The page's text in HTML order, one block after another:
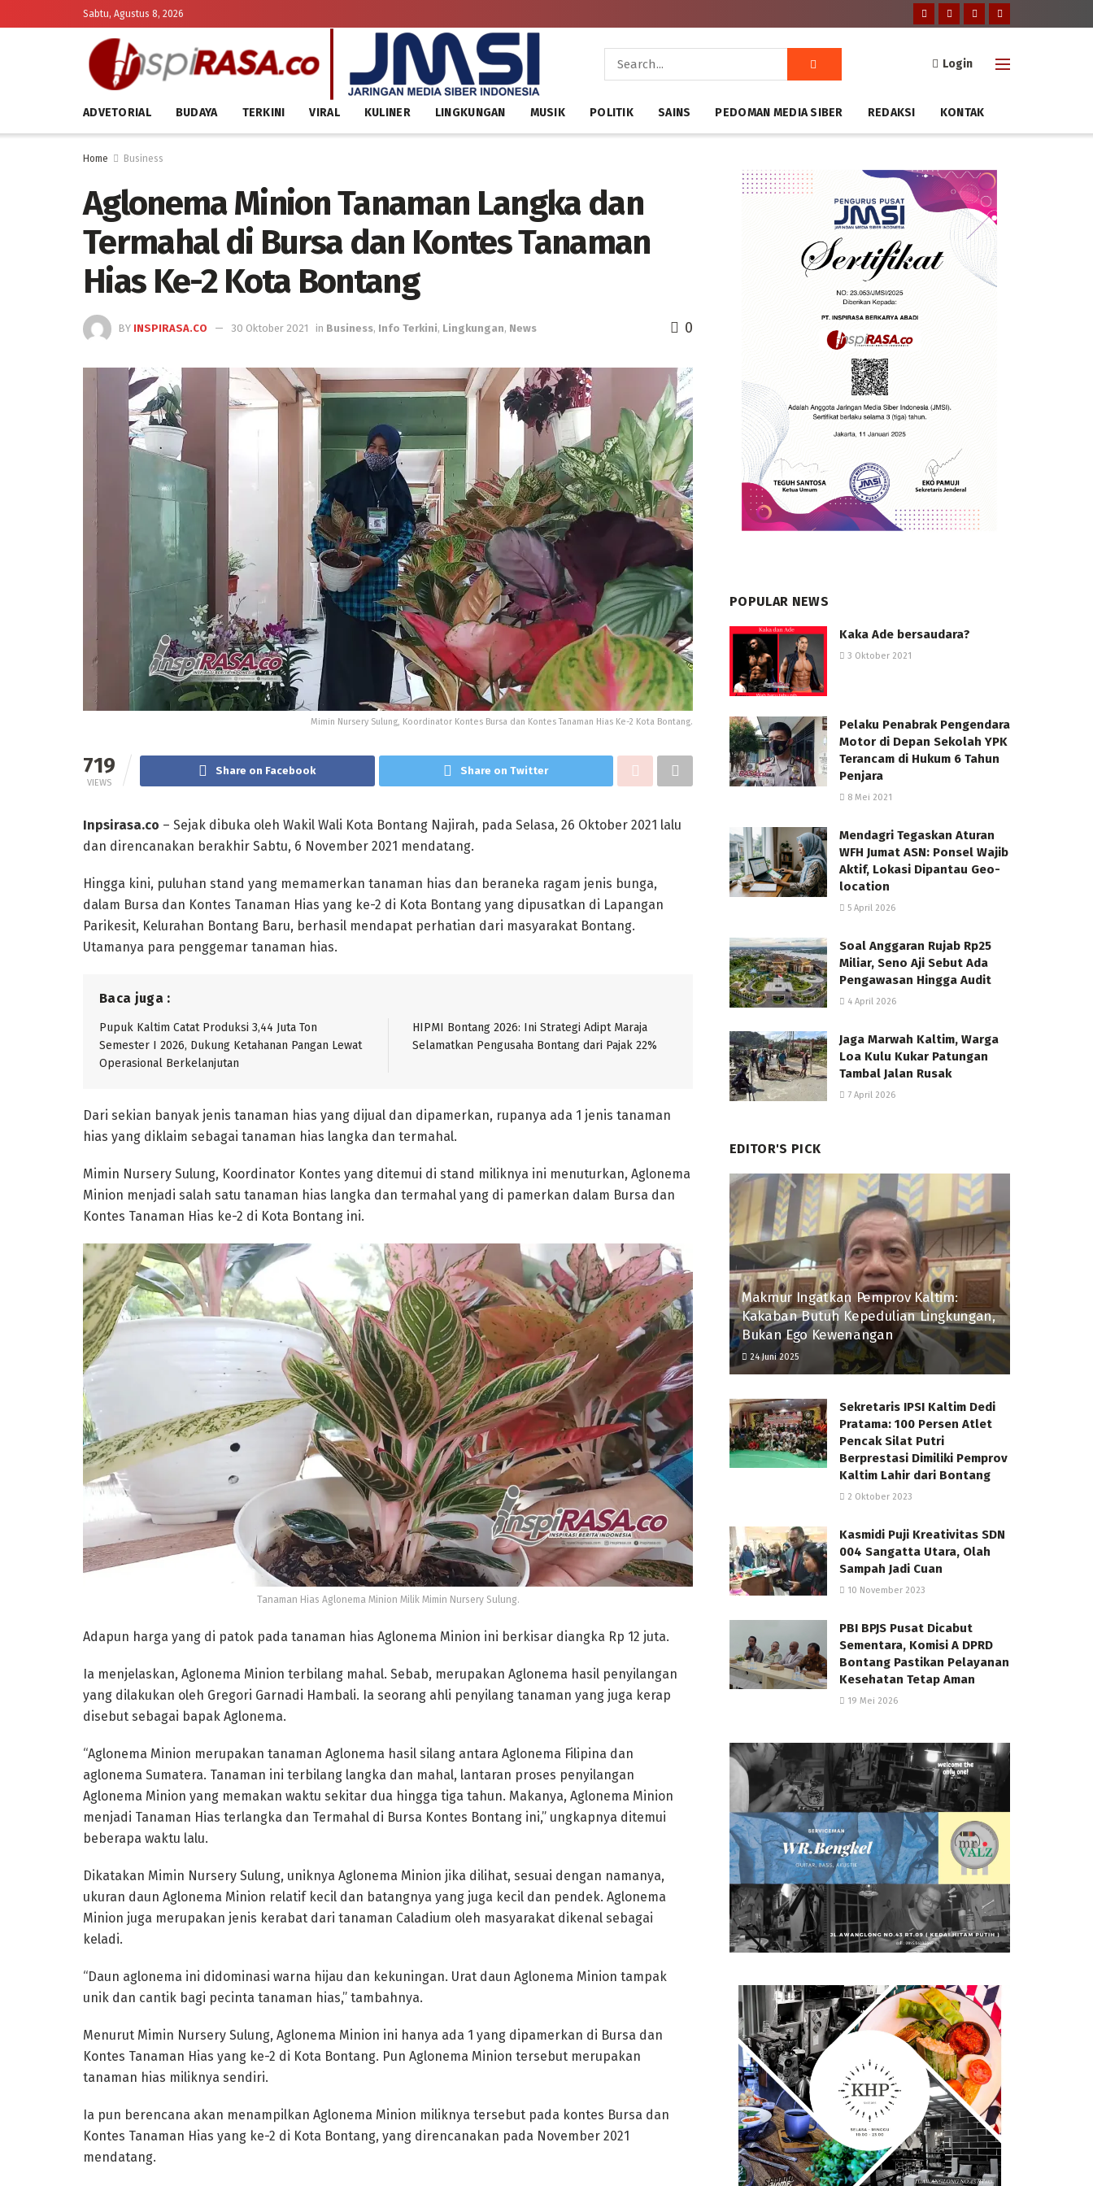
Sabtu, Agustus 8, 2026
Login
ADVETORIAL BUDAYA TERKINI VIRAL KULINER LINGKUNGAN MUSIK POLITIK SAINS PEDOMAN MEDIA SIBER REDAKSI KONTAK
Home Business
Aglonema Minion Tanaman Langka dan
Termahal di Bursa dan Kontes Tanaman
Hias Ke-2 Kota Bontang
BY INSPIRASA.CO 30 Oktober 2021 in Business, Info Terkini, Lingkungan, News 0
Mimin Nursery Sulung, Koordinator Kontes Bursa dan Kontes Tanaman Hias Ke-2 Kota Bontang.
719
VIEWS
Share on Facebook Share on Twitter
Inpsirasa.co – Sejak dibuka oleh Wakil Wali Kota Bontang Najirah, pada Selasa, 26 Oktober 2021 lalu
dan direncanakan berakhir Sabtu, 6 November 2021 mendatang.
Hingga kini, puluhan stand yang memamerkan tanaman hias dan beraneka ragam jenis bunga,
dalam Bursa dan Kontes Tanaman Hias yang ke-2 di Kota Bontang yang dipusatkan di Lapangan
Parikesit, Kelurahan Bontang Baru, berhasil mendapat perhatian dari masyarakat Bontang.
Utamanya para penggemar tanaman hias.
Baca juga :
Pupuk Kaltim Catat Produksi 3,44 Juta Ton
Semester I 2026, Dukung Ketahanan Pangan Lewat
Operasional Berkelanjutan
HIPMI Bontang 2026: Ini Strategi Adipt Maraja
Selamatkan Pengusaha Bontang dari Pajak 22%
Dari sekian banyak jenis tanaman hias yang dijual dan dipamerkan, rupanya ada 1 jenis tanaman
hias yang diklaim sebagai tanaman hias langka dan termahal.
Mimin Nursery Sulung, Koordinator Kontes yang ditemui di stand miliknya ini menuturkan, Aglonema
Minion menjadi salah satu tanaman hias langka dan termahal yang di pamerkan dalam Bursa dan
Kontes Tanaman Hias ke-2 di Kota Bontang ini.
Tanaman Hias Aglonema Minion Milik Mimin Nursery Sulung.
Adapun harga yang di patok pada tanaman hias Aglonema Minion ini berkisar diangka Rp 12 juta.
Ia menjelaskan, Aglonema Minion terbilang mahal. Sebab, merupakan Aglonema hasil penyilangan
yang dilakukan oleh Gregori Garnadi Hambali. Ia seorang ahli penyilang tanaman yang juga kerap
disebut sebagai bapak Aglonema.
“Aglonema Minion merupakan tanaman Aglonema hasil silang antara Aglonema Filipina dan
aglonema Sumatera. Tanaman ini terbilang langka dan mahal, lantaran proses penyilangan
Aglonema Minion yang memakan waktu sekitar dua hingga tiga tahun. Makanya, Aglonema Minion
menjadi Tanaman Hias terlangka dan Termahal di Bursa Kontes Bontang ini,” ungkapnya ditemui
beberapa waktu lalu.
Dikatakan Mimin Nursery Sulung, uniknya Aglonema Minion jika dilihat, sesuai dengan namanya,
ukuran daun Aglonema Minion relatif kecil dan batangnya yang juga kecil dan pendek. Aglonema
Minion juga merupakan jenis kerabat dari tanaman Caladium oleh masyarakat dikenal sebagai
keladi.
“Daun aglonema ini didominasi warna hijau dan kekuningan. Urat daun Aglonema Minion tampak
unik dan cantik bagi pecinta tanaman hias,” tambahnya.
Menurut Mimin Nursery Sulung, Aglonema Minion ini hanya ada 1 yang dipamerkan di Bursa dan
Kontes Tanaman Hias yang ke-2 di Kota Bontang. Pun Aglonema Minion tersebut merupakan
tanaman hias miliknya sendiri.
Ia pun berencana akan menampilkan Aglonema Minion miliknya tersebut pada kontes Bursa dan
Kontes Tanaman Hias yang ke-2 di Kota Bontang, yang direncanakan pada November 2021
mendatang.
POPULAR NEWS
Kaka Ade bersaudara?
3 Oktober 2021
Pelaku Penabrak Pengendara
Motor di Depan Sekolah YPK
Terancam di Hukum 6 Tahun
Penjara
8 Mei 2021
Mendagri Tegaskan Aturan
WFH Jumat ASN: Ponsel Wajib
Aktif, Lokasi Dipantau Geo-
location
5 April 2026
Soal Anggaran Rujab Rp25
Miliar, Seno Aji Sebut Ada
Pengawasan Hingga Audit
4 April 2026
Jaga Marwah Kaltim, Warga
Loa Kulu Kukar Patungan
Tambal Jalan Rusak
7 April 2026
EDITOR'S PICK
Makmur Ingatkan Pemprov Kaltim:
Kakaban Butuh Kepedulian Lingkungan,
Bukan Ego Kewenangan
24 Juni 2025
Sekretaris IPSI Kaltim Dedi
Pratama: 100 Persen Atlet
Pencak Silat Putri
Berprestasi Dimiliki Pemprov
Kaltim Lahir dari Bontang
2 Oktober 2023
Kasmidi Puji Kreativitas SDN
004 Sangatta Utara, Olah
Sampah Jadi Cuan
10 November 2023
PBI BPJS Pusat Dicabut
Sementara, Komisi A DPRD
Bontang Pastikan Pelayanan
Kesehatan Tetap Aman
19 Mei 2026